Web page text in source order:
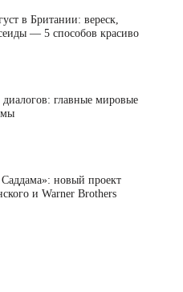
в Британии: вереск,
— 5 способов красиво
диалогов: главные мировые
новый проект
и Warner Brothers